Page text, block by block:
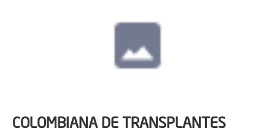
COLOMBIANA DE TRANSPLANTES